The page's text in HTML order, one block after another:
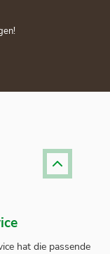
hat die passende